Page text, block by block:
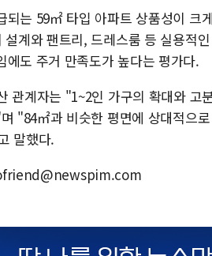
되는 59㎡ 타입 아파트 상품성이 크
설계와 팬트리, 드레스룸 등 실용적
에도 주거 만족도가 높다는 평가다.
관계자는 "1~2인 가구의 확대와 고
"84㎡과 비슷한 평면에 상대적으
말했다.